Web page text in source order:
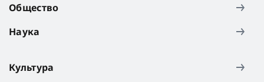
Общество
Наука
Культура